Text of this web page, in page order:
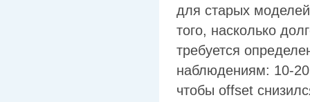
для старых
того, насколько
требуется
наблюдениям: 10-
чтобы offset